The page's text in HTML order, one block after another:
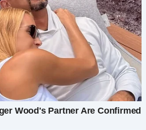
И так продолжалось
месяцев — он уходил,
Потом уходил снова.
что от моего сердца
за куском, пока не
оболочка той женщины,
постоянные обвинения. Он
в том, чего я никогда